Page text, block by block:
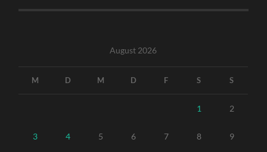
August 2026
M D M D F S S
1 2
3 4 5 6 7 8 9